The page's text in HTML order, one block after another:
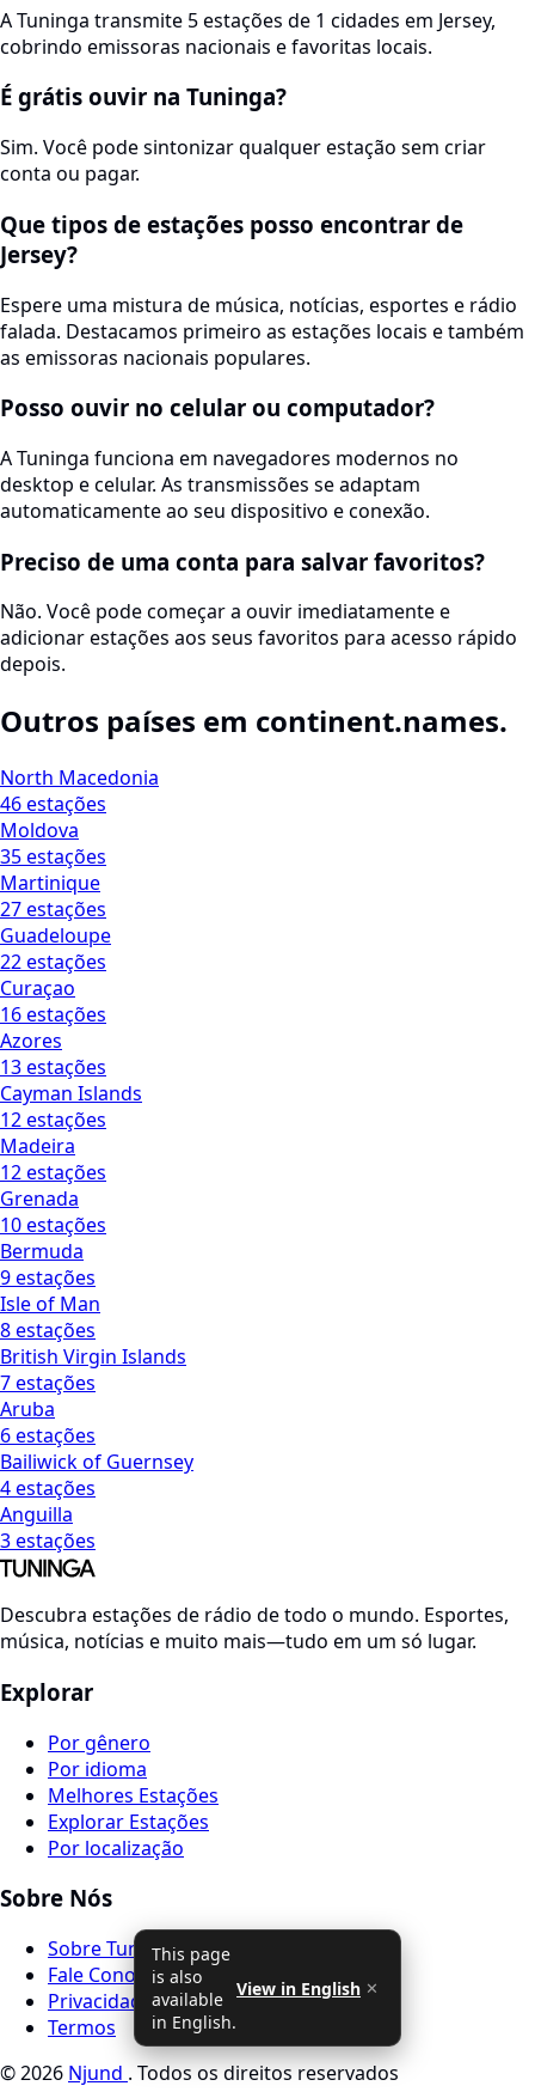
A Tuninga transmite 5 estações de 1 cidades em Jersey,
cobrindo emissoras nacionais e favoritas locais.
É grátis ouvir na Tuninga?
Sim. Você pode sintonizar qualquer estação sem criar
conta ou pagar.
Que tipos de estações posso encontrar de
Jersey?
Espere uma mistura de música, notícias, esportes e rádio
falada. Destacamos primeiro as estações locais e também
as emissoras nacionais populares.
Posso ouvir no celular ou computador?
A Tuninga funciona em navegadores modernos no
desktop e celular. As transmissões se adaptam
automaticamente ao seu dispositivo e conexão.
Preciso de uma conta para salvar favoritos?
Não. Você pode começar a ouvir imediatamente e
adicionar estações aos seus favoritos para acesso rápido
depois.
Outros países em continent.names.
North Macedonia
46 estações
Moldova
35 estações
Martinique
27 estações
Guadeloupe
22 estações
Curaçao
16 estações
Azores
13 estações
Cayman Islands
12 estações
Madeira
12 estações
Grenada
10 estações
Bermuda
9 estações
Isle of Man
8 estações
British Virgin Islands
7 estações
Aruba
6 estações
Bailiwick of Guernsey
4 estações
Anguilla
3 estações
Descubra estações de rádio de todo o mundo. Esportes,
música, notícias e muito mais—tudo em um só lugar.
Explorar
Por gênero
Por idioma
Melhores Estações
Explorar Estações
Por localização
Sobre Nós
Sobre Tuninga Radio
Fale Conosco
Privacidade
Termos
© 2026 Njund . Todos os direitos reservados
This page
is also
available
in English.
View in English ✕